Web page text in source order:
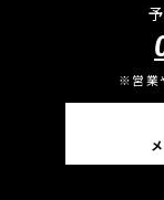
※営業